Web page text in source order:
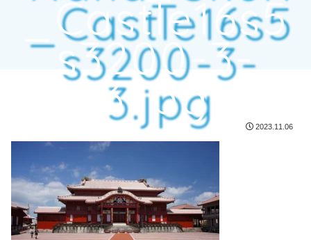
_Castle16s5
s3200-3-
3.jpg
2023.11.06